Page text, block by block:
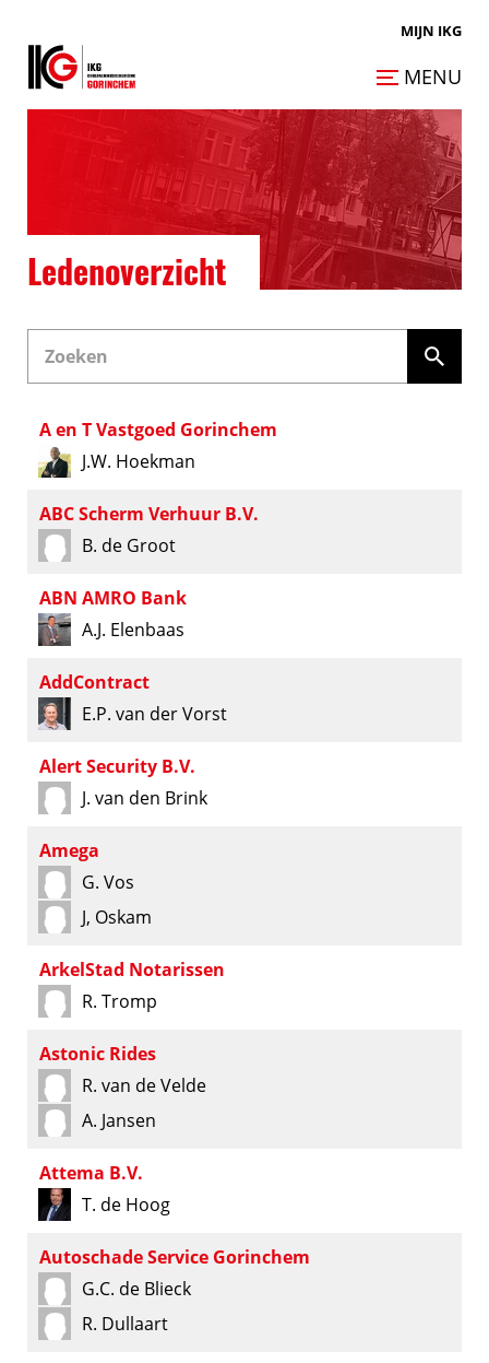
MIJN IKG
MENU
Ledenoverzicht
A en T Vastgoed Gorinchem
J.W. Hoekman
ABC Scherm Verhuur B.V.
B. de Groot
ABN AMRO Bank
A.J. Elenbaas
AddContract
E.P. van der Vorst
Alert Security B.V.
J. van den Brink
Amega
G. Vos
J, Oskam
ArkelStad Notarissen
R. Tromp
Astonic Rides
R. van de Velde
A. Jansen
Attema B.V.
T. de Hoog
Autoschade Service Gorinchem
G.C. de Blieck
R. Dullaart